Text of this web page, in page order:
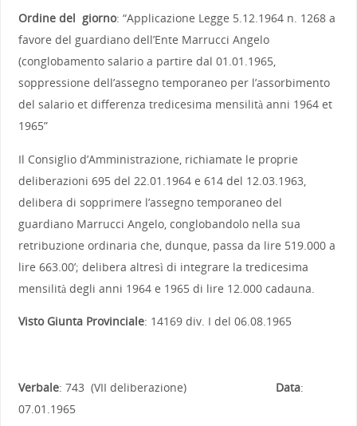
Ordine del giorno: “Applicazione Legge 5.12.1964 n. 1268 a
favore del guardiano dell’Ente Marrucci Angelo
(conglobamento salario a partire dal 01.01.1965,
soppressione dell’assegno temporaneo per l’assorbimento
del salario et differenza tredicesima mensilità anni 1964 et
1965”
Il Consiglio d’Amministrazione, richiamate le proprie
deliberazioni 695 del 22.01.1964 e 614 del 12.03.1963,
delibera di sopprimere l’assegno temporaneo del
guardiano Marrucci Angelo, conglobandolo nella sua
retribuzione ordinaria che, dunque, passa da lire 519.000 a
lire 663.00’; delibera altresì di integrare la tredicesima
mensilità degli anni 1964 e 1965 di lire 12.000 cadauna.
Visto Giunta Provinciale: 14169 div. I del 06.08.1965
Verbale: 743 (VII deliberazione) Data:
07.01.1965